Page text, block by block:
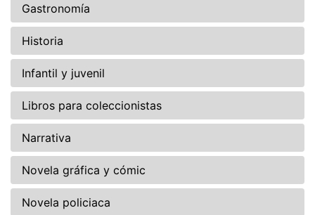
Gastronomía
Historia
Infantil y juvenil
Libros para coleccionistas
Narrativa
Novela gráfica y cómic
Novela policiaca